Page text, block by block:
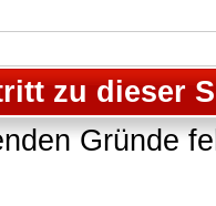
zu dieser
Gründe